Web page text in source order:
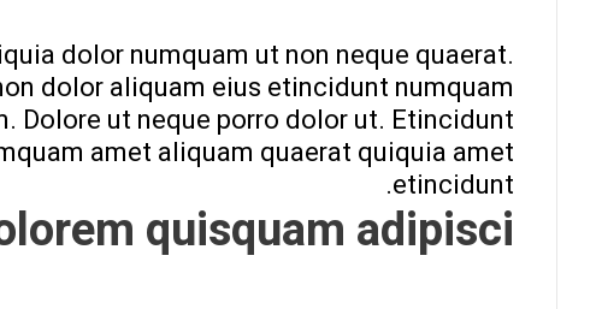
dolor numquam ut non neque quaerat.
dolor aliquam eius etincidunt numquam
Dolore ut neque porro dolor ut. Etincidunt
amet aliquam quaerat quiquia amet
etincidunt.
quisquam adipisci.